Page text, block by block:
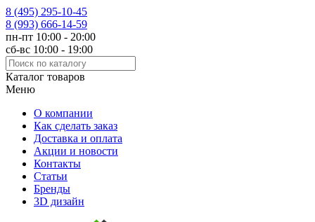
8 (495) 295-10-45
8 (993) 666-14-59
пн-пт 10:00 - 20:00
сб-вс 10:00 - 19:00
Каталог товаров
Меню
О компании
Как сделать заказ
Доставка и оплата
Акции и новости
Контакты
Статьи
Бренды
3D дизайн